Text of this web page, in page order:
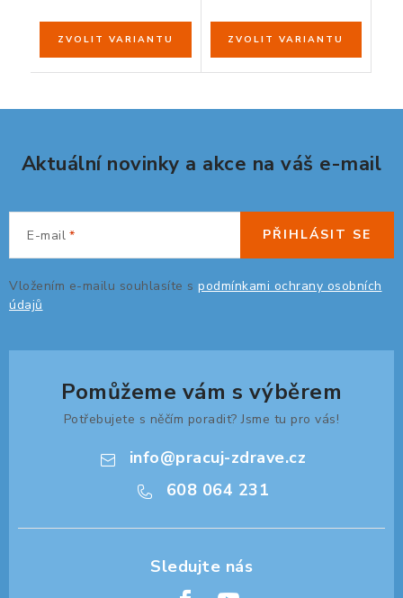
Aktuální novinky a akce na váš e-mail
E-mail
Vložením e-mailu souhlasíte s podmínkami ochrany osobních
údajů
PŘIHLÁSIT SE
Pomůžeme vám s výběrem
Potřebujete s něčím poradit? Jsme tu pro vás!
info@pracuj-zdrave.cz
608 064 231